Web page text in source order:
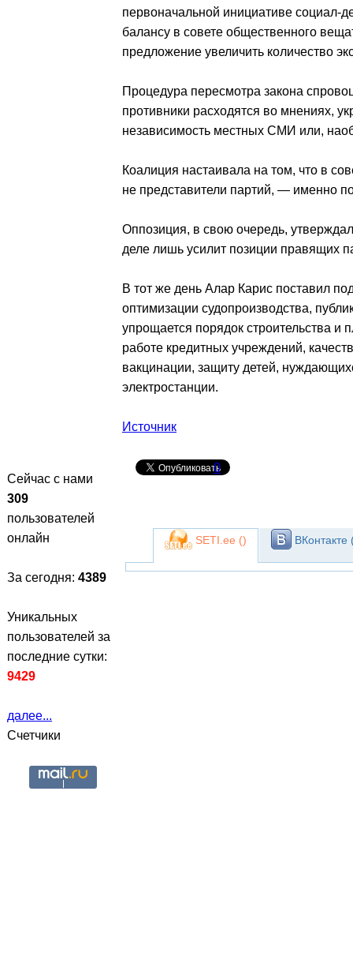
Сейчас с нами
309
пользователей
онлайн
За сегодня: 4389
Уникальных
пользователей за
последние сутки:
9429
далее...
Счетчики
первоначальной инициативе социал-
балансу в совете общественного
предложение увеличить количество
Процедура пересмотра закона
противники расходятся во мнениях,
независимость местных СМИ или,
Коалиция настаивала на том, что в
не представители партий, — именно
Оппозиция, в свою очередь,
деле лишь усилит позиции правящих
В тот же день Алар Карис поставил
оптимизации судопроизводства,
упрощается порядок строительства
работе кредитных учреждений,
вакцинации, защиту детей,
электростанции.
Источник
0
SETI.ee () ВКонтакте